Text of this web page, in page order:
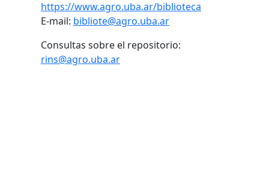
https://www.agro.uba.ar/biblioteca
E-mail: bibliote@agro.uba.ar
Consultas sobre el repositorio:
rins@agro.uba.ar